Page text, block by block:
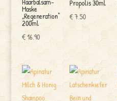
Haarbalsam-
Maske
„Regeneration“
200ml
€16.90
Propolis 30ml
€7.50